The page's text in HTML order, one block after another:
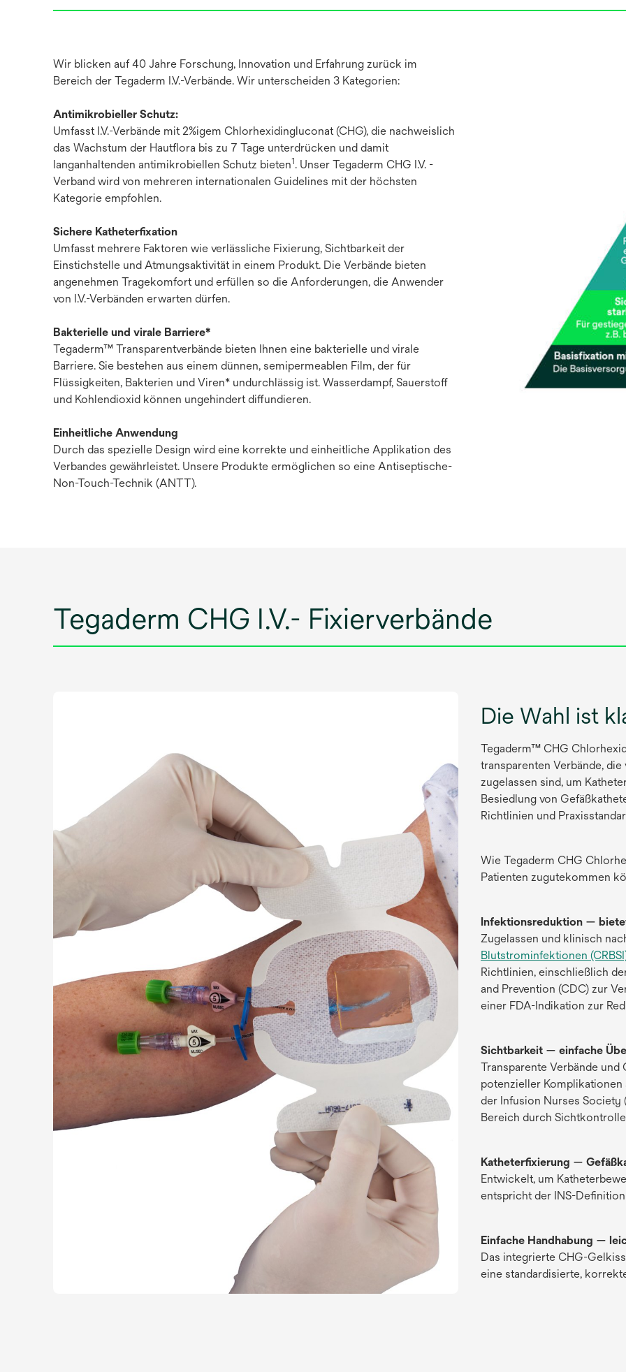
Wir blicken auf 40 Jahre Forschung, Innovation und Erfahrung zurück im
Bereich der Tegaderm I.V.-Verbände. Wir unterscheiden 3 Kategorien:
Antimikrobieller Schutz:
Umfasst I.V.-Verbände mit 2%igem Chlorhexidingluconat (CHG), die nachweislich
das Wachstum der Hautflora bis zu 7 Tage unterdrücken und damit
langanhaltenden antimikrobiellen Schutz bieten1. Unser Tegaderm CHG I.V. -
Verband wird von mehreren internationalen Guidelines mit der höchsten
Kategorie empfohlen.
Sichere Katheterfixation
Umfasst mehrere Faktoren wie verlässliche Fixierung, Sichtbarkeit der
Einstichstelle und Atmungsaktivität in einem Produkt. Die Verbände bieten
angenehmen Tragekomfort und erfüllen so die Anforderungen, die Anwender
von I.V.-Verbänden erwarten dürfen.
Bakterielle und virale Barriere*
Tegaderm™ Transparentverbände bieten Ihnen eine bakterielle und virale
Barriere. Sie bestehen aus einem dünnen, semipermeablen Film, der für
Flüssigkeiten, Bakterien und Viren* undurchlässig ist. Wasserdampf, Sauerstoff
und Kohlendioxid können ungehindert diffundieren.
Einheitliche Anwendung
Durch das spezielle Design wird eine korrekte und einheitliche Applikation des
Verbandes gewährleistet. Unsere Produkte ermöglichen so eine Antiseptische-
Non-Touch-Technik (ANTT).
Tegaderm CHG I.V.- Fixierverbände
Die Wahl ist
Tegaderm™ CHG
transparenten Verbände,
zugelassen sind, um
Besiedlung von
Richtlinien und
Wie Tegaderm CHG
Patienten zugutekommen
Infektionsreduktion —
Zugelassen und klinisch
Blutstrominfektionen
Richtlinien, einschließlich
and Prevention (CDC) zur
einer FDA-Indikation zur
Sichtbarkeit — einfache
Transparente Verbände
potenzieller
der Infusion Nurses Society
Bereich durch
Katheterfixierung —
Entwickelt, um
entspricht der INS-
Einfache Handhabung —
Das integrierte CHG-
eine standardisierte,